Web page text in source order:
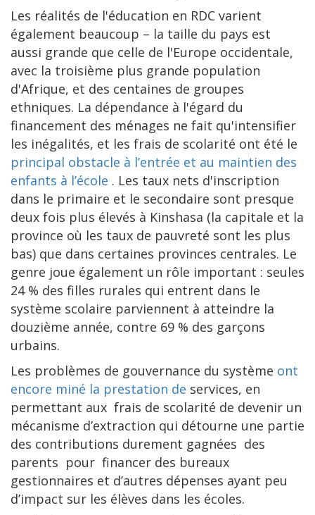
Les réalités de l'éducation en RDC varient
également beaucoup – la taille du pays est
aussi grande que celle de l'Europe occidentale,
avec la troisième plus grande population
d'Afrique, et des centaines de groupes
ethniques. La dépendance à l'égard du
financement des ménages ne fait qu'intensifier
les inégalités, et les frais de scolarité ont été le
principal obstacle à l’entrée et au maintien des
enfants à l’école . Les taux nets d'inscription
dans le primaire et le secondaire sont presque
deux fois plus élevés à Kinshasa (la capitale et la
province où les taux de pauvreté sont les plus
bas) que dans certaines provinces centrales. Le
genre joue également un rôle important : seules
24 % des filles rurales qui entrent dans le
système scolaire parviennent à atteindre la
douzième année, contre 69 % des garçons
urbains.
Les problèmes de gouvernance du système ont
encore miné la prestation de services, en
permettant aux frais de scolarité de devenir un
mécanisme d’extraction qui détourne une partie
des contributions durement gagnées des
parents pour financer des bureaux
gestionnaires et d’autres dépenses ayant peu
d’impact sur les élèves dans les écoles.